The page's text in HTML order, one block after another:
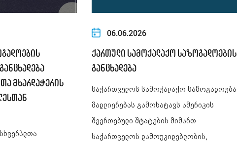
მხარდაჭერის
06.06.2026
ქართული სამოქალაქო საზოგადოების
განცხადება
საქართველოს სამოქალაქო საზოგადოება
მადლიერებას გამოხატავს ამერიკის
შეერთებული შტატების მიმართ
საქართველოს დამოუკიდებლობის,